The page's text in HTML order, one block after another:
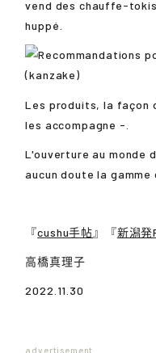
vend des chauffe-
huppé.
Les produits, la façon
les accompagne -.
L'ouverture au monde
aucun doute la gamme
『cushu手帖 』『新潟発
高橋真理子
2022.11.30
advertisement